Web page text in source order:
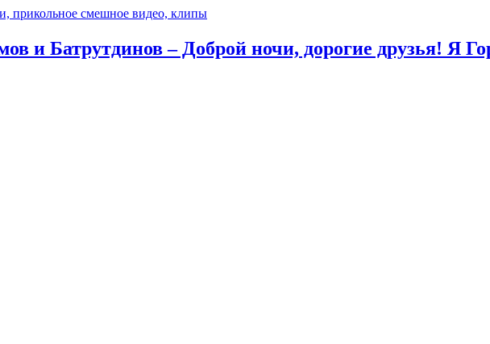
прикольное смешное видео, клипы
и Батрутдинов – Доброй ночи, дорогие друзья! Я